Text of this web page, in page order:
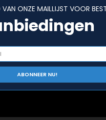
ONZE MAILLIJST VOOR